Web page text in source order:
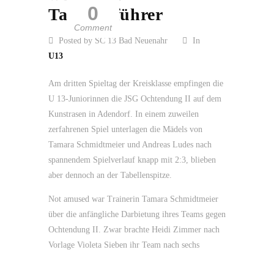
0
Comment
Tabellenführer
Posted by SC 13 Bad Neuenahr
In
U13
Am dritten Spieltag der Kreisklasse empfingen die
U 13-Juniorinnen die JSG Ochtendung II auf dem
Kunstrasen in Adendorf. In einem zuweilen
zerfahrenen Spiel unterlagen die Mädels von
Tamara Schmidtmeier und Andreas Ludes nach
spannendem Spielverlauf knapp mit 2:3, blieben
aber dennoch an der Tabellenspitze.
Not amused war Trainerin Tamara Schmidtmeier
über die anfängliche Darbietung ihres Teams gegen
Ochtendung II. Zwar brachte Heidi Zimmer nach
Vorlage Violeta Sieben ihr Team nach sechs